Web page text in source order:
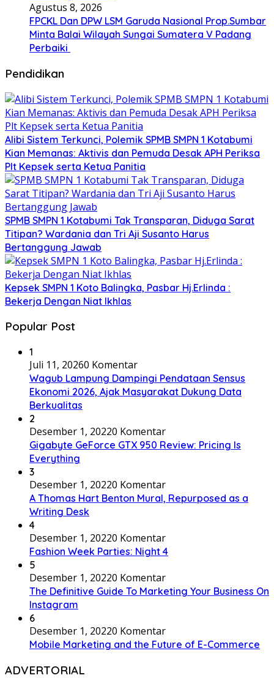
Agustus 8, 2026
FPCKL Dan DPW LSM Garuda Nasional Prop.Sumbar
Minta Balai Wilayah Sungai Sumatera V Padang
Perbaiki
Pendidikan
Alibi Sistem Terkunci, Polemik SPMB SMPN 1 Kotabumi
Kian Memanas: Aktivis dan Pemuda Desak APH Periksa
Plt Kepsek serta Ketua Panitia
SPMB SMPN 1 Kotabumi Tak Transparan, Diduga Sarat
Titipan? Wardania dan Tri Aji Susanto Harus
Bertanggung Jawab
Kepsek SMPN 1 Koto Balingka, Pasbar Hj.Erlinda :
Bekerja Dengan Niat Ikhlas
Popular Post
1
Juli 11, 20260 Komentar
Wagub Lampung Dampingi Pendataan Sensus
Ekonomi 2026, Ajak Masyarakat Dukung Data
Berkualitas
2
Desember 1, 20220 Komentar
Gigabyte GeForce GTX 950 Review: Pricing Is
Everything
3
Desember 1, 20220 Komentar
A Thomas Hart Benton Mural, Repurposed as a
Writing Desk
4
Desember 1, 20220 Komentar
Fashion Week Parties: Night 4
5
Desember 1, 20220 Komentar
The Definitive Guide To Marketing Your Business On
Instagram
6
Desember 1, 20220 Komentar
Mobile Marketing and the Future of E-Commerce
ADVERTORIAL